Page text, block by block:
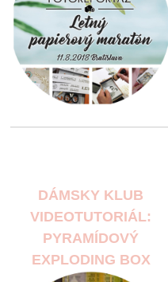
DÁMSKY KLUB
VIDEOTUTORIÁL:
PYRAMÍDOVÝ
EXPLODING BOX